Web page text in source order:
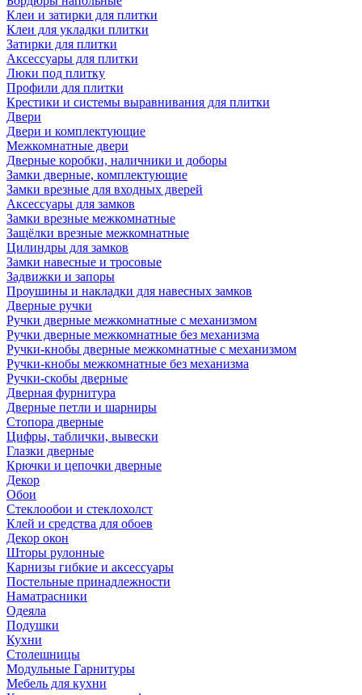
Клеи и затирки для плитки
Клеи для укладки плитки
Затирки для плитки
Аксессуары для плитки
Люки под плитку
Профили для плитки
Крестики и системы выравнивания для плитки
Двери
Двери и комплектующие
Межкомнатные двери
Дверные коробки, наличники и доборы
Замки дверные, комплектующие
Замки врезные для входных дверей
Аксессуары для замков
Замки врезные межкомнатные
Защёлки врезные межкомнатные
Цилиндры для замков
Замки навесные и тросовые
Задвижки и запоры
Проушины и накладки для навесных замков
Дверные ручки
Ручки дверные межкомнатные с механизмом
Ручки дверные межкомнатные без механизма
Ручки-кнобы дверные межкомнатные с механизмом
Ручки-кнобы межкомнатные без механизма
Ручки-скобы дверные
Дверная фурнитура
Дверные петли и шарниры
Стопора дверные
Цифры, таблички, вывески
Глазки дверные
Крючки и цепочки дверные
Декор
Обои
Стеклообои и стеклохолст
Клей и средства для обоев
Декор окон
Шторы рулонные
Карнизы гибкие и аксессуары
Постельные принадлежности
Наматрасники
Одеяла
Подушки
Кухни
Столешницы
Модульные Гарнитуры
Мебель для кухни